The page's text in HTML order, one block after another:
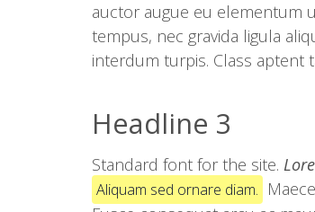
auctor augue eu elementum
tempus, nec gravida ligula
interdum turpis. Class aptent
Headline 3
Standard font for the site.
Aliquam sed ornare diam.